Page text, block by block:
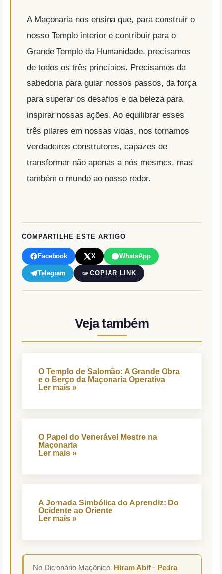
A Maçonaria nos ensina que, para construir o
nosso Templo interior e contribuir para o
Grande Templo da Humanidade, precisamos
de todos os três princípios. Precisamos da
sabedoria para guiar nossos passos, da força
para superar os desafios e da beleza para
inspirar nossas ações. Ao equilibrar esses
três pilares em nossas vidas, nos tornamos
verdadeiros construtores, capazes de
transformar não apenas a nós mesmos, mas
também o mundo ao nosso redor.
COMPARTILHE ESTE ARTIGO
Facebook X WhatsApp
Telegram COPIAR LINK
Veja também
O Templo de Salomão: A Grande Obra
e o Berço da Maçonaria Operativa
Ler mais »
O Papel do Venerável Mestre na
Maçonaria
Ler mais »
A Jornada Simbólica do Aprendiz: Do
Ocidente ao Oriente
Ler mais »
No Dicionário Maçônico: Hiram Abif· Pedra